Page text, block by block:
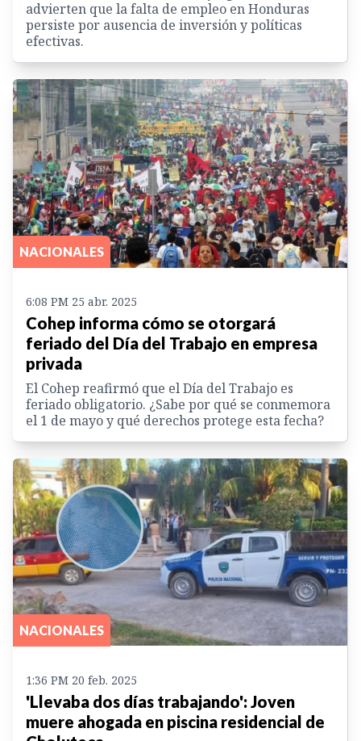
advierten que la falta de empleo en Honduras
persiste por ausencia de inversión y políticas
efectivas.
NACIONALES
6:08 PM 25 abr. 2025
Cohep informa cómo se otorgará
feriado del Día del Trabajo en empresa
privada
El Cohep reafirmó que el Día del Trabajo es
feriado obligatorio. ¿Sabe por qué se conmemora
el 1 de mayo y qué derechos protege esta fecha?
NACIONALES
1:36 PM 20 feb. 2025
'Llevaba dos días trabajando': Joven
muere ahogada en piscina residencial de